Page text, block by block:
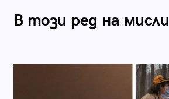
В този ред на мисли